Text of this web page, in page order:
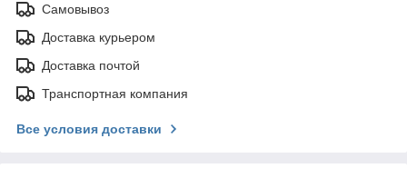
Самовывоз
Доставка курьером
Доставка почтой
Транспортная компания
Все условия доставки